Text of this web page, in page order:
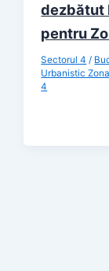
dezbătut
pentru
Sectorul 4 /
Urbanistic
4